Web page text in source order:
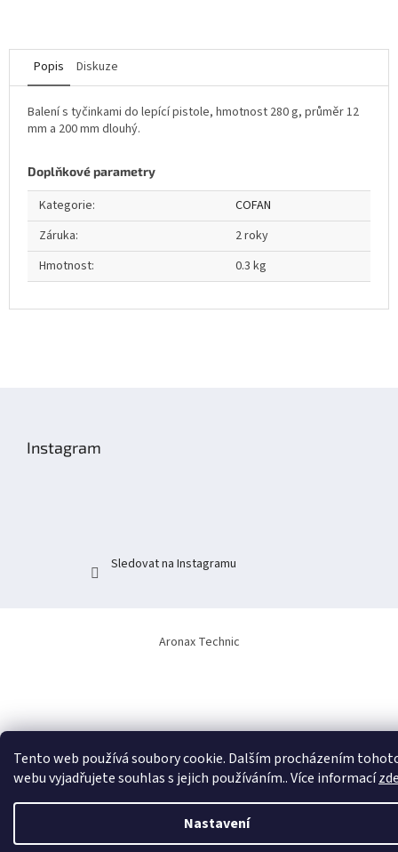
Tento web používá soubory cookie. Dalším procházením
webu vyjadřujete souhlas s jejich používáním.. Více informací
Nastavení
Popis Diskuze
Balení s tyčinkami do lepící pistole, hmotnost 280 g, průměr 12
mm a 200 mm dlouhý.
Doplňkové parametry
Kategorie:
COFAN
Záruka:
2 roky
Hmotnost: 0.3 kg
Instagram
Sledovat na Instagramu
Aronax Technic